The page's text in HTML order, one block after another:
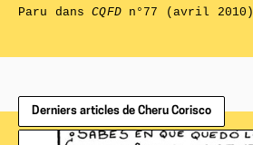
Paru dansCQFDn°77 (avril 2010)
Derniers articles de Cheru Corisco